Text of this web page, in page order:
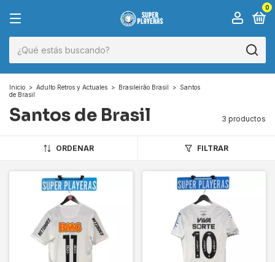
0
Inicio > Adulto Retros y Actuales > Brasileirão Brasil > Santos
de Brasil
Santos de Brasil 3 productos
ORDENAR FILTRAR